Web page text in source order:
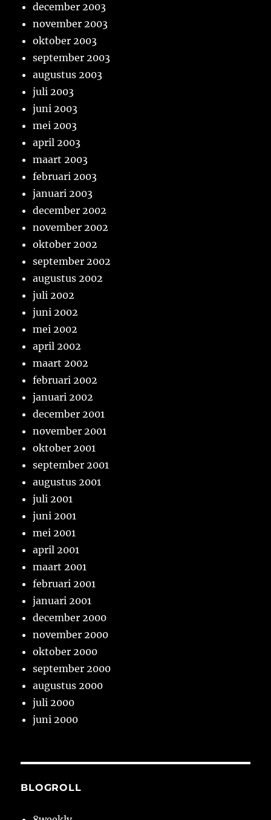
december 2003
november 2003
oktober 2003
september 2003
augustus 2003
juli 2003
juni 2003
mei 2003
april 2003
maart 2003
februari 2003
januari 2003
december 2002
november 2002
oktober 2002
september 2002
augustus 2002
juli 2002
juni 2002
mei 2002
april 2002
maart 2002
februari 2002
januari 2002
december 2001
november 2001
oktober 2001
september 2001
augustus 2001
juli 2001
juni 2001
mei 2001
april 2001
maart 2001
februari 2001
januari 2001
december 2000
november 2000
oktober 2000
september 2000
augustus 2000
juli 2000
juni 2000
BLOGROLL